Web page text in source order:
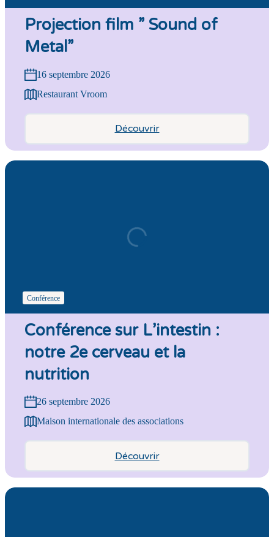
Projection film ” Sound of
Metal”
16 septembre 2026
Restaurant Vroom
Découvrir
Conférence
Conférence sur L’intestin :
notre 2e cerveau et la
nutrition
26 septembre 2026
Maison internationale des associations
Découvrir